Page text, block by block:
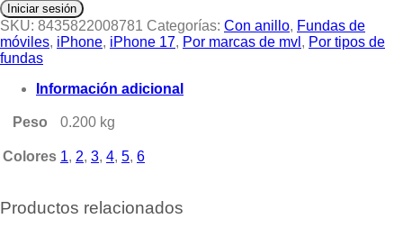
Iniciar sesión
SKU: 8435822008781 Categorías: Con anillo, Fundas de
móviles, iPhone, iPhone 17, Por marcas de mvl , Por tipos de
fundas
Información adicional
Peso 0.200 kg
Colores 1, 2, 3, 4, 5, 6
Productos relacionados